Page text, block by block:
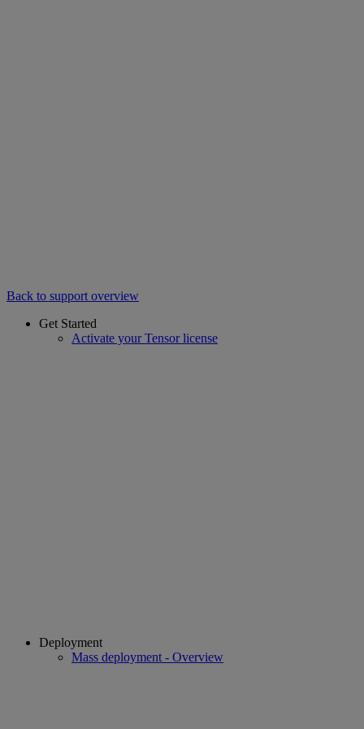
Back to support overview
Get Started
Activate your Tensor license
Deployment
Mass deployment - Overview